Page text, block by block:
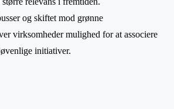
og skiftet mod grønne
virksomheder mulighed for at associere
initiativer.